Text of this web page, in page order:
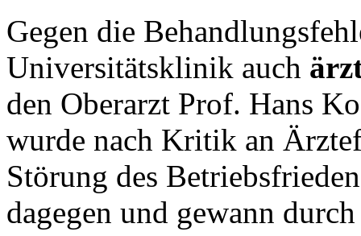
Gegen die
Universitätsklinik auch
den Oberarzt Prof. Hans
wurde nach Kritik an
Störung des
dagegen und gewann